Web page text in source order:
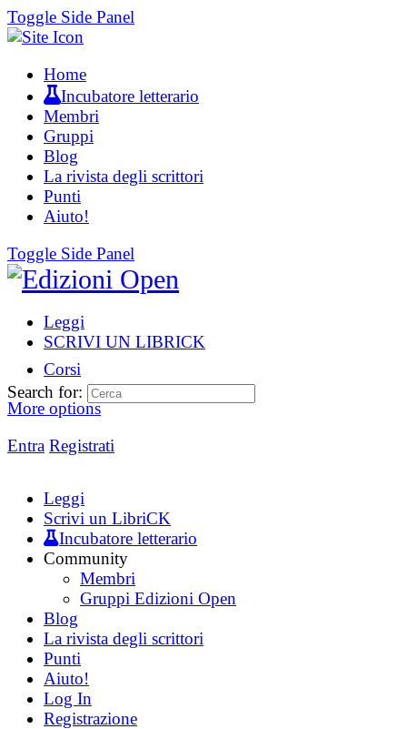
Toggle Side Panel
Home
Incubatore letterario
Membri
Gruppi
Blog
La rivista degli scrittori
Punti
Aiuto!
Toggle Side Panel
Leggi
SCRIVI UN LIBRICK
Corsi
More options
Entra Registrati
Search for:
Leggi
Scrivi un LibriCK
Incubatore letterario
Community
Membri
Gruppi Edizioni Open
Blog
La rivista degli scrittori
Punti
Aiuto!
Log In
Registrazione